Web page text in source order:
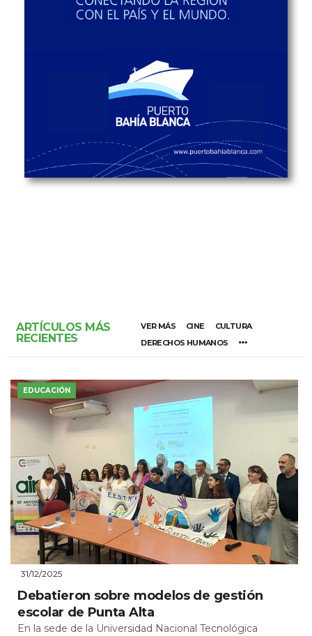
ARTÍCULOS MÁS
RECIENTES
VER MÁS CINE
CULTURA
DERECHOS HUMANOS
EDUCACIÓN
31/12/2025
Debatieron sobre modelos de gestión
escolar de Punta Alta
En la sede de la Universidad Nacional Tecnológica